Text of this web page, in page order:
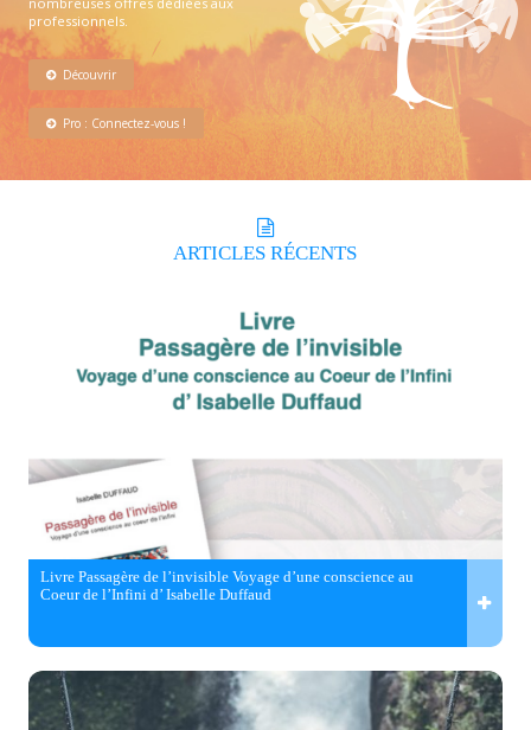
professionnels.
Découvrir
Pro : Connectez-vous !
ARTICLES RÉCENTS
Livre Passagère de l’invisible Voyage d’une conscience au
Coeur de l’Infini d’ Isabelle Duffaud